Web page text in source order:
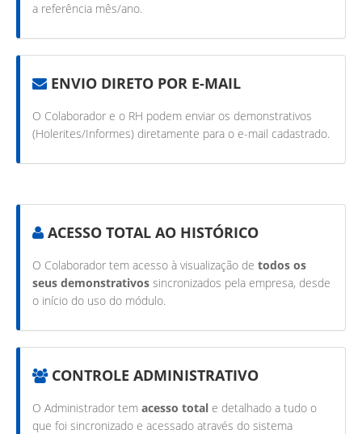
a referência mês/ano.
ENVIO DIRETO POR E-MAIL
O Colaborador e o RH podem enviar os demonstrativos
(Holerites/Informes) diretamente para o e-mail cadastrado.
ACESSO TOTAL AO HISTÓRICO
O Colaborador tem acesso à visualização de todos os
seus demonstrativos sincronizados pela empresa, desde
o início do uso do módulo.
CONTROLE ADMINISTRATIVO
O Administrador tem acesso total e detalhado a tudo o
que foi sincronizado e acessado através do sistema